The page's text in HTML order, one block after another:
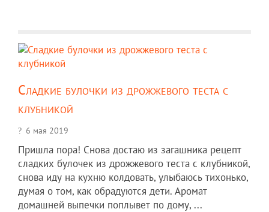
Сладкие булочки из дрожжевого теста с
клубникой
6 мая 2019
Пришла пора! Снова достаю из загашника рецепт
сладких булочек из дрожжевого теста с клубникой,
снова иду на кухню колдовать, улыбаюсь тихонько,
думая о том, как обрадуются дети. Аромат
домашней выпечки поплывет по дому, ...